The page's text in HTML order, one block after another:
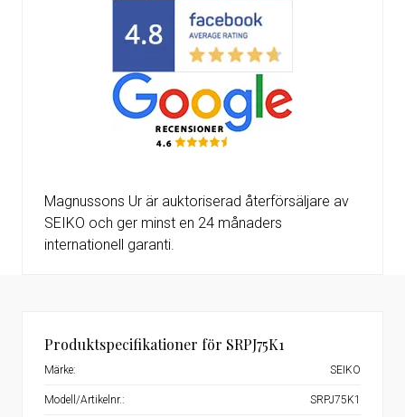
Magnussons Ur är auktoriserad återförsäljare av
SEIKO och ger minst en 24 månaders
internationell garanti.
Produktspecifikationer för SRPJ75K1
Märke: SEIKO
Modell/Artikelnr.: SRPJ75K1